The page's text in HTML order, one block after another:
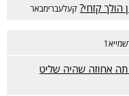
הולך קזחי? קעלעברימבאר
אחוזה שהיה שליט